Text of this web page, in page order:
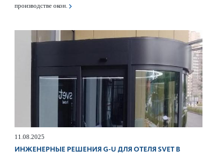
производстве окон.
11.08.2025
ИНЖЕНЕРНЫЕ РЕШЕНИЯ G-U ДЛЯ ОТЕЛЯ SVET В